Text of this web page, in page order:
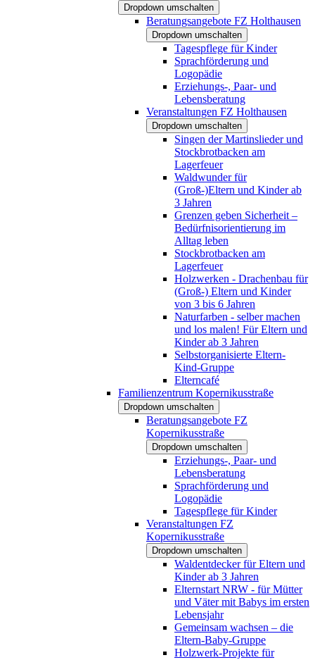
Dropdown umschalten
Beratungsangebote FZ Holthausen
Dropdown umschalten
Tagespflege für Kinder
Sprachförderung und
Logopädie
Erziehungs-, Paar- und
Lebensberatung
Veranstaltungen FZ Holthausen
Dropdown umschalten
Singen der Martinslieder und
Stockbrotbacken am
Lagerfeuer
Waldwunder für
(Groß-)Eltern und Kinder ab
3 Jahren
Grenzen geben Sicherheit –
Bedürfnisorientierung im
Alltag leben
Stockbrotbacken am
Lagerfeuer
Holzwerken - Drachenbau für
(Groß-) Eltern und Kinder
von 3 bis 6 Jahren
Naturfarben - selber machen
und los malen! Für Eltern und
Kinder ab 3 Jahren
Selbstorganisierte Eltern-
Kind-Gruppe
Elterncafé
Familienzentrum Kopernikusstraße
Dropdown umschalten
Beratungsangebote FZ
Kopernikusstraße
Dropdown umschalten
Erziehungs-, Paar- und
Lebensberatung
Sprachförderung und
Logopädie
Tagespflege für Kinder
Veranstaltungen FZ
Kopernikusstraße
Dropdown umschalten
Waldentdecker für Eltern und
Kinder ab 3 Jahren
Elternstart NRW - für Mütter
und Väter mit Babys im ersten
Lebensjahr
Gemeinsam wachsen – die
Eltern-Baby-Gruppe
Holzwerk-Projekte für